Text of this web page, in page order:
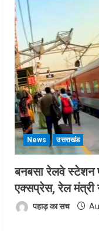
News उत्तराखंड
बनबसा रेलवे
एक्सप्रेस, रेल मंत्री
पहाड़ का सच